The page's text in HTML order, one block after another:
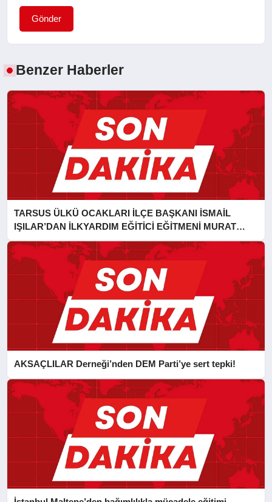
Gönder
Benzer Haberler
TARSUS ÜLKÜ OCAKLARI İLÇE BAŞKANI İSMAİL
IŞILAR’DAN İLKYARDIM EĞİTİCİ EĞİTMENİ MURAT
CAN FİDAN’A ZİYARET
AKSAÇLILAR Derneği’nden DEM Parti’ye sert tepki!